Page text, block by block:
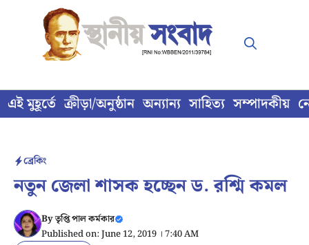
content
এই মুহূর্তে ক্রীড়া/অনুষ্ঠান অন্যান্য সাহিত্য সম্পাদকীয়
ব্রেকিং
নতুন জেলা শাসক হচ্ছেন ড. রশ্মি কমল
Byতৃপ্তি পাল কর্মকার
Published on: June 12, 2019 । 7:40 AM